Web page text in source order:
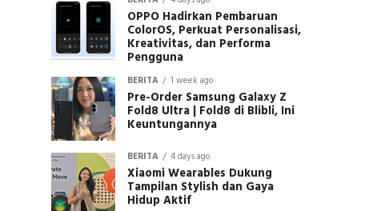
OPPO Hadirkan Pembaruan
ColorOS, Perkuat Personalisasi,
Kreativitas, dan Performa
Pengguna
BERITA 1 week ago
Pre-Order Samsung Galaxy Z
Fold8 Ultra | Fold8 di Blibli, Ini
Keuntungannya
BERITA 4 days ago
Xiaomi Wearables Dukung
Tampilan Stylish dan Gaya
Hidup Aktif